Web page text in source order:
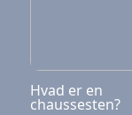
Hvad er en
chaussesten?